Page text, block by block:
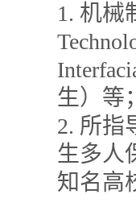
1. 机械
生）等
2. 所指
生多人
知名高